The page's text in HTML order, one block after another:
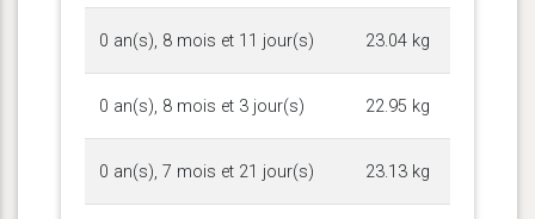
0 an(s), 8 mois et 11 jour(s) 23.04 kg
0 an(s), 8 mois et 3 jour(s) 22.95 kg
0 an(s), 7 mois et 21 jour(s) 23.13 kg